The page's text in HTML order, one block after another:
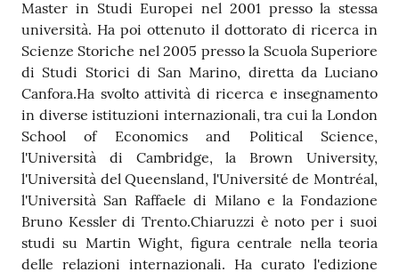
Master in Studi Europei nel 2001 presso la stessa
università. Ha poi ottenuto il dottorato di ricerca in
Scienze Storiche nel 2005 presso la Scuola Superiore
di Studi Storici di San Marino, diretta da Luciano
Canfora.Ha svolto attività di ricerca e insegnamento
in diverse istituzioni internazionali, tra cui la London
School of Economics and Political Science,
l'Università di Cambridge, la Brown University,
l'Università del Queensland, l'Université de Montréal,
l'Università San Raffaele di Milano e la Fondazione
Bruno Kessler di Trento.Chiaruzzi è noto per i suoi
studi su Martin Wight, figura centrale nella teoria
delle relazioni internazionali. Ha curato l'edizione